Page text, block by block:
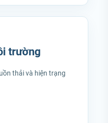
trường
thải và hiện trạng